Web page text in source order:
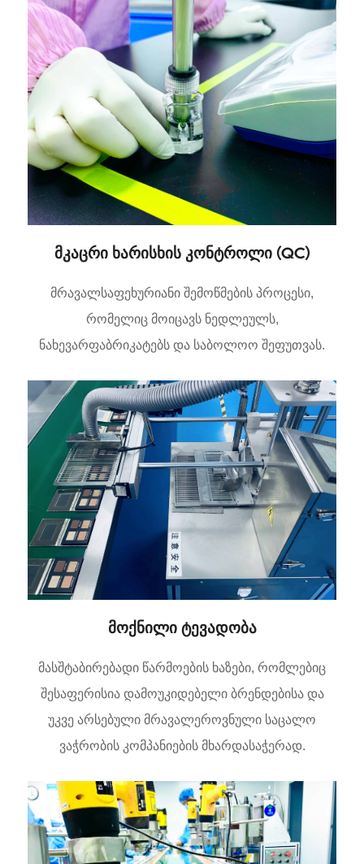
მკაცრი ხარისხის კონტროლი (QC)
მრავალსაფეხურიანი შემოწმების პროცესი,
რომელიც მოიცავს ნედლეულს,
ნახევარფაბრიკატებს და საბოლოო შეფუთვას.
მოქნილი ტევადობა
მასშტაბირებადი წარმოების ხაზები, რომლებიც
შესაფერისია დამოუკიდებელი ბრენდებისა და
უკვე არსებული მრავალეროვნული საცალო
ვაჭრობის კომპანიების მხარდასაჭერად.